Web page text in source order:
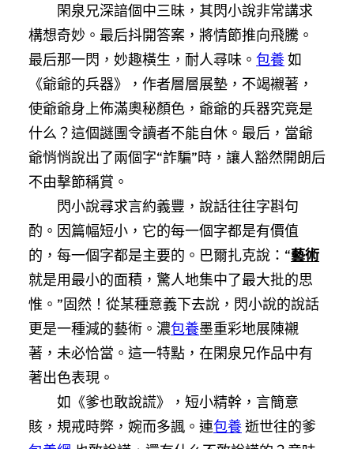
閑泉兄深諳個中三昧，其閃小說非常講求
構想奇妙。最后抖開答案，將情節推向飛騰。
最后那一閃，妙趣橫生，耐人尋味。 包養如
《爺爺的兵器》，作者層層展墊，不竭襯著，
使爺爺身上佈滿奧秘顏色，爺爺的兵器究竟是
什么？這個謎團令讀者不能自休。最后，當爺
爺悄悄說出了兩個字“詐騙”時，讓人豁然開朗后
不由擊節稱賞。
閃小說尋求言約義豐，說話往往字斟句
酌。因篇幅短小，它的每一個字都是有價值
的，每一個字都是主要的。巴爾扎克說：“藝術
就是用最小的面積，驚人地集中了最大批的思
惟。”固然！從某種意義下去說，閃小說的說話
更是一種減的藝術。濃包養墨重彩地展陳襯
著，未必恰當。這一特點，在閑泉兄作品中有
著出色表現。
如《爹也敢說謊》，短小精幹，言簡意
賅，規戒時弊，婉而多諷。連包養逝世往的爹